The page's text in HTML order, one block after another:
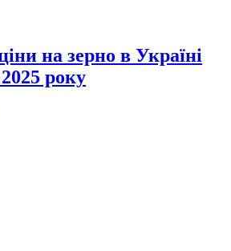
на зерно в Україні
року